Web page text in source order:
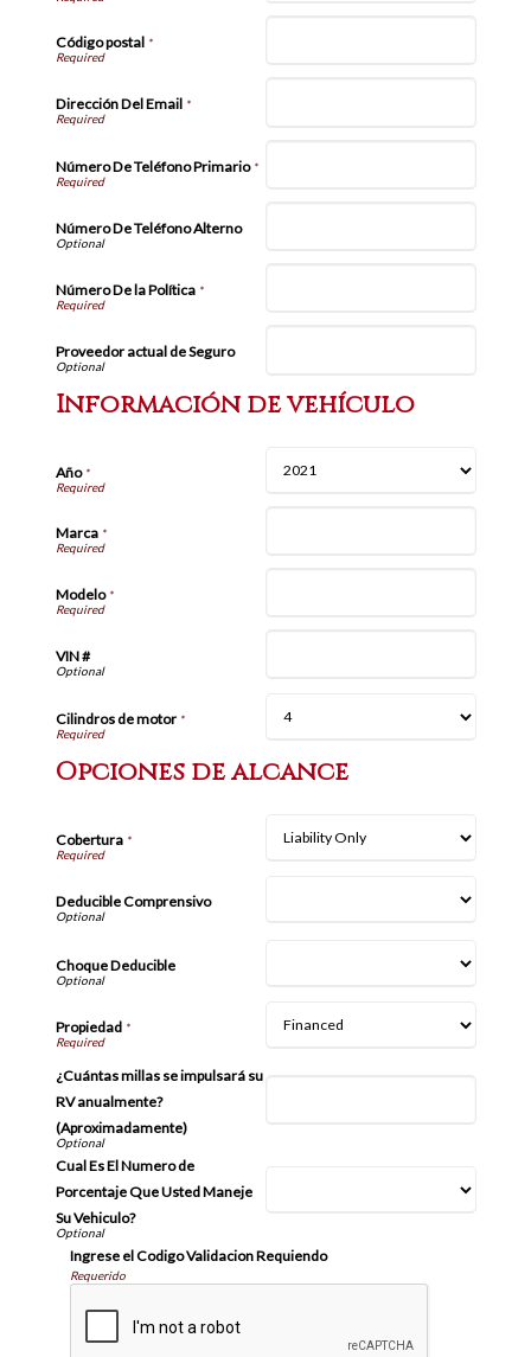
Código postal *
Dirección Del Email *
Número De Teléfono Primario*
Número De Teléfono Alterno
Número De la Política*
Proveedor actual de Seguro
Información de vehículo
Año*
Marca*
Modelo*
VIN #
Cilindros de motor*
Opciones de alcance
Cobertura*
Deducible Comprensivo
Choque Deducible
Propiedad *
¿Cuántas millas se impulsará su
RV anualmente?
(Aproximadamente)
Cual Es El Numero de
Porcentaje Que Usted Maneje
Su Vehiculo?
Ingrese el Codigo Validacion Requiendo
Requerido